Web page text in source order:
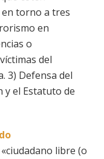
torno a tres
en
o
del
3) Defensa del
y el Estatuto de
libre (o